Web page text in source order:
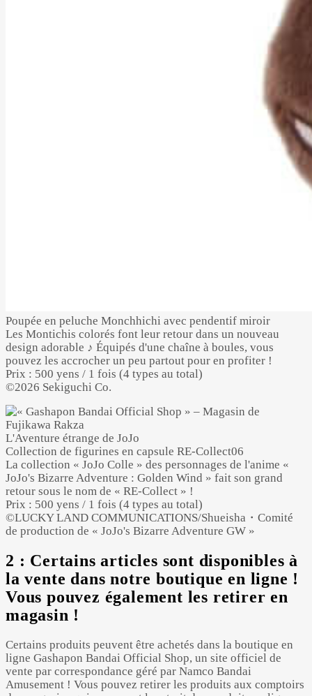
Poupée en peluche Monchhichi avec pendentif miroir
Les Montichis colorés font leur retour dans un nouveau
design adorable ♪ Équipés d'une chaîne à boules, vous
pouvez les accrocher un peu partout pour en profiter !
Prix : 500 yens / 1 fois (4 types au total)
©2026 Sekiguchi Co.
L'Aventure étrange de JoJo
Collection de figurines en capsule RE-Collect06
La collection « JoJo Colle » des personnages de l'anime «
JoJo's Bizarre Adventure : Golden Wind » fait son grand
retour sous le nom de « RE-Collect » !
Prix : 500 yens / 1 fois (4 types au total)
©LUCKY LAND COMMUNICATIONS/Shueisha・Comité
de production de « JoJo's Bizarre Adventure GW »
2 : Certains articles sont disponibles à
la vente dans notre boutique en ligne !
Vous pouvez également les retirer en
magasin !
Certains produits peuvent être achetés dans la boutique en
ligne Gashapon Bandai Official Shop, un site officiel de
vente par correspondance géré par Namco Bandai
Amusement ! Vous pouvez retirer les produits aux comptoirs